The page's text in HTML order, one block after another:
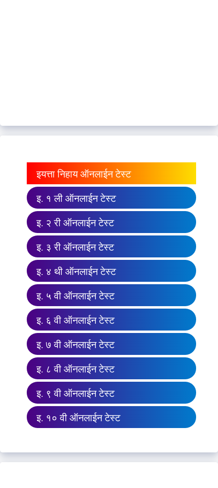
इयत्ता निहाय ऑनलाईन टेस्ट
इ. १ ली ऑनलाईन टेस्ट
इ. २ री ऑनलाईन टेस्ट
इ. ३ री ऑनलाईन टेस्ट
इ. ४ थी ऑनलाईन टेस्ट
इ. ५ वी ऑनलाईन टेस्ट
इ. ६ वी ऑनलाईन टेस्ट
इ. ७ वी ऑनलाईन टेस्ट
इ. ८ वी ऑनलाईन टेस्ट
इ. ९ वी ऑनलाईन टेस्ट
इ. १० वी ऑनलाईन टेस्ट